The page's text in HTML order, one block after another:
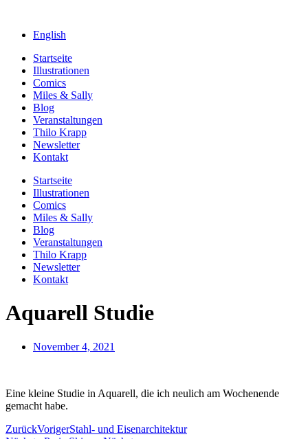
English
Startseite
Illustrationen
Comics
Miles & Sally
Blog
Veranstaltungen
Thilo Krapp
Newsletter
Kontakt
Startseite
Illustrationen
Comics
Miles & Sally
Blog
Veranstaltungen
Thilo Krapp
Newsletter
Kontakt
Aquarell Studie
November 4, 2021
Eine kleine Studie in Aquarell, die ich neulich am Wochenende
gemacht habe.
ZurückVorigerStahl- und Eisenarchitektur